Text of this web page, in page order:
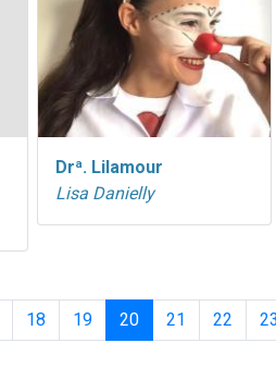
Drª. Lilamour
Lisa Danielly
18 19 20 21 22